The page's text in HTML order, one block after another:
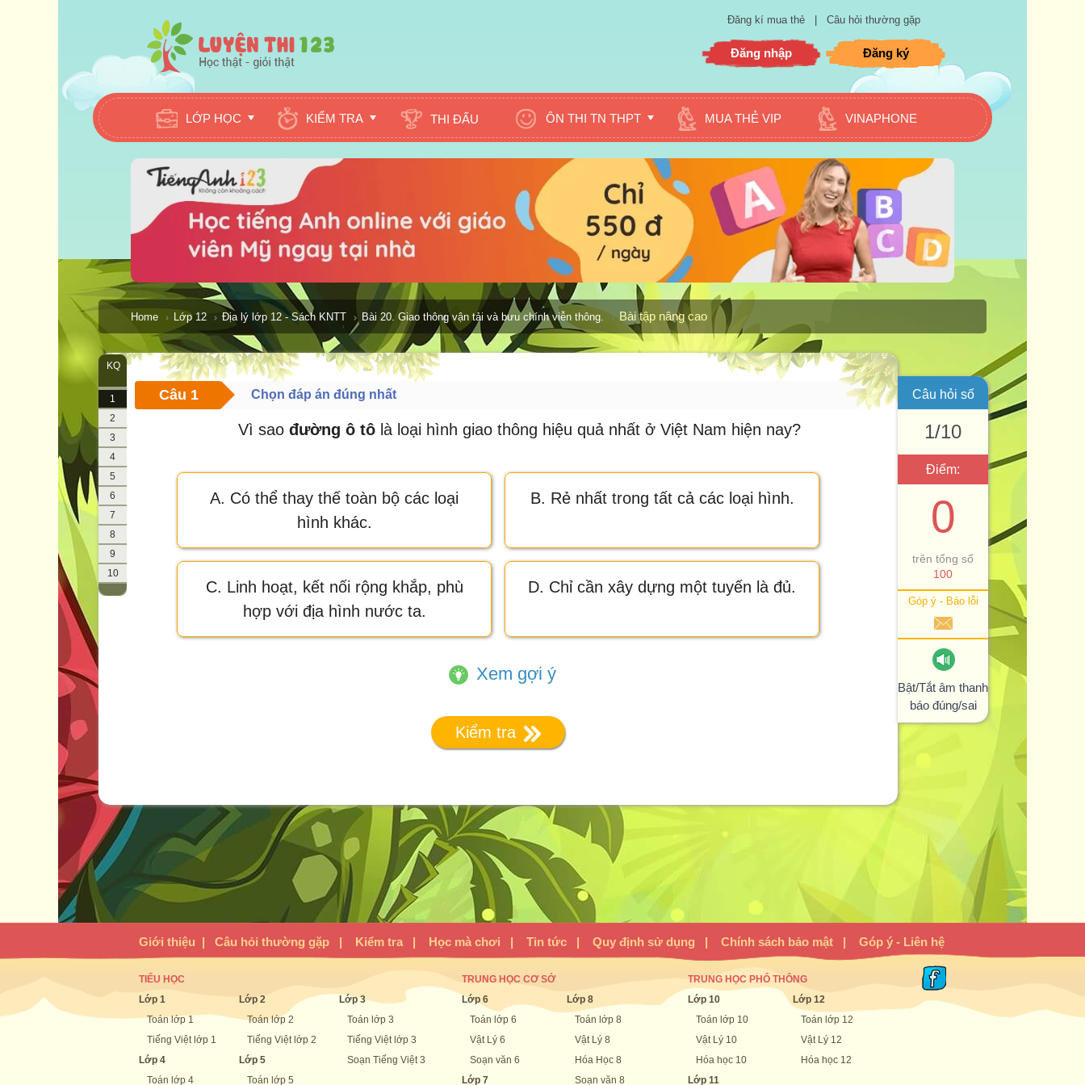
Đăng kí mua thẻ Câu hỏi thường gặp
Đăng nhập Đăng ký
LỚP HỌC KIỂM TRA THI ĐẤU ÔN THI TN THPT MUA THẺ VIP VINAPHONE
Home Lớp 12 Địa lý lớp 12 - Sách KNTT Bài 20. Giao thông vận tải và bưu chính viễn thông. Bài tập nâng cao
KQ
1
2
3
4
5
6
7
8
9
10
Câu 1 Chọn đáp án đúng nhất
Vì sao đường ô tôlà loại hình giao thông hiệu quả nhất ở Việt Nam hiện nay?
A. Có thể thay thế toàn bộ các loại
hình khác.
B. Rẻ nhất trong tất cả các loại hình.
C. Linh hoạt, kết nối rộng khắp, phù
hợp với địa hình nước ta.
D. Chỉ cần xây dựng một tuyến là đủ.
Xem gợi ý
Kiểm tra
Câu hỏi số
1/10
Điểm:
0
trên tổng số
100
Góp ý - Báo lỗi
Bật/Tắt âm thanh
báo đúng/sai
Giới thiệu | Câu hỏi thường gặp | Kiểm tra | Học mà chơi | Tin tức | Quy định sử dụng | Chính sách bảo mật | Góp ý - Liên hệ
TIỂU HỌC
Lớp 1
Toán lớp 1
Tiếng Việt lớp 1
Lớp 4
Toán lớp 4
Lớp 2
Toán lớp 2
Tiếng Việt lớp 2
Lớp 5
Toán lớp 5
Lớp 3
Toán lớp 3
Tiếng Việt lớp 3
Soạn Tiếng Việt 3
TRUNG HỌC CƠ SỞ
Lớp 6
Toán lớp 6
Vật Lý 6
Soạn văn 6
Lớp 7
Lớp 8
Toán lớp 8
Vật Lý 8
Hóa Học 8
Soạn văn 8
TRUNG HỌC PHỔ THÔNG
Lớp 10
Toán lớp 10
Vật Lý 10
Hóa học 10
Lớp 11
Lớp 12
Toán lớp 12
Vật Lý 12
Hóa học 12